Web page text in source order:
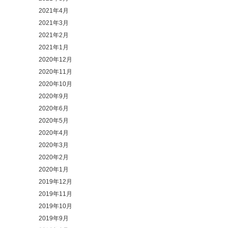
2021年4月
2021年3月
2021年2月
2021年1月
2020年12月
2020年11月
2020年10月
2020年9月
2020年6月
2020年5月
2020年4月
2020年3月
2020年2月
2020年1月
2019年12月
2019年11月
2019年10月
2019年9月